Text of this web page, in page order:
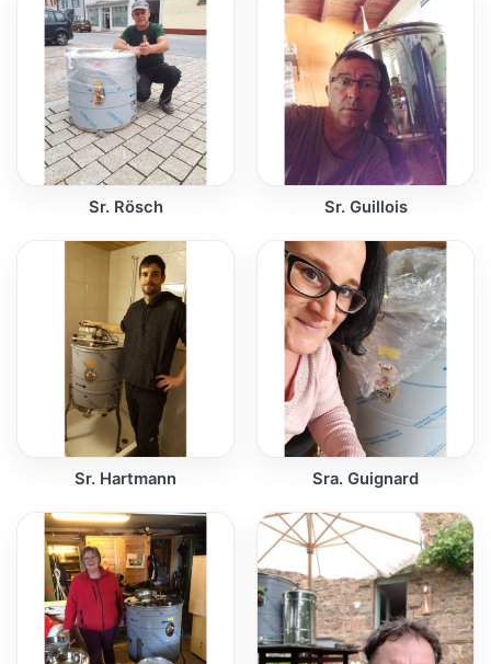
Sr. Rösch Sr. Guillois
Sr. Hartmann Sra. Guignard